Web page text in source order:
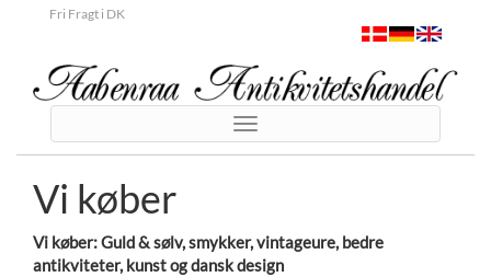
Fri Fragt i DK
Toggle
navigation
Vi køber
Vi køber: Guld & sølv, smykker, vintageure, bedre
antikviteter, kunst og dansk design